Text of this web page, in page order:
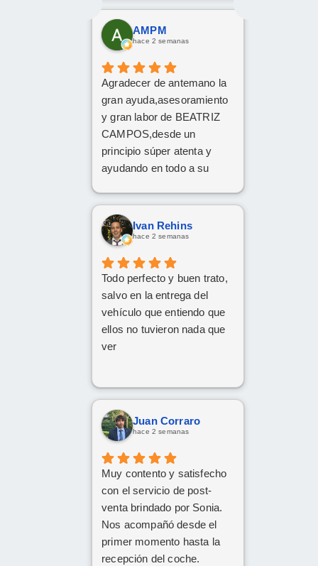
contrataciones.
AMPM
hace 2 semanas
Agradecer de antemano la
gran ayuda,asesoramiento
y gran labor de BEATRIZ
CAMPOS,desde un
principio súper atenta y
ayudando en todo a su
recomendable,grandes
profesionales
Ivan Rehins
hace 2 semanas
Todo perfecto y buen trato,
salvo en la entrega del
vehículo que entiendo que
ellos no tuvieron nada que
ver
Juan Corraro
hace 2 semanas
Muy contento y satisfecho
con el servicio de post-
venta brindado por Sonia.
Nos acompañó desde el
primer momento hasta la
recepción del coche.